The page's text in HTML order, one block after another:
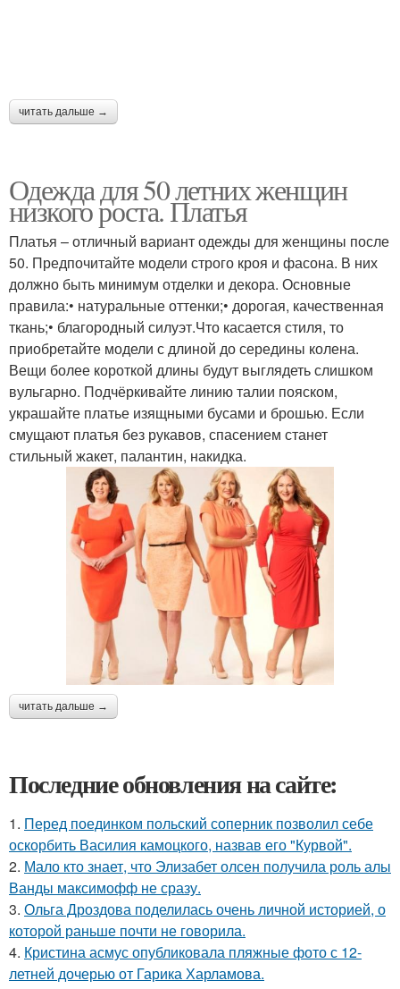
читать дальше →
Одежда для 50 летних женщин
низкого роста. Платья
Платья – отличный вариант одежды для женщины после
50. Предпочитайте модели строго кроя и фасона. В них
должно быть минимум отделки и декора. Основные
правила:• натуральные оттенки;• дорогая, качественная
ткань;• благородный силуэт.Что касается стиля, то
приобретайте модели с длиной до середины колена.
Вещи более короткой длины будут выглядеть слишком
вульгарно. Подчёркивайте линию талии пояском,
украшайте платье изящными бусами и брошью. Если
смущают платья без рукавов, спасением станет
стильный жакет, палантин, накидка.
читать дальше →
Последние обновления на сайте:
1. Перед поединком польский соперник позволил себе
оскорбить Василия камоцкого, назвав его "Курвой".
2. Мало кто знает, что Элизабет олсен получила роль алы
Ванды максимофф не сразу.
3. Ольга Дроздова поделилась очень личной историей, о
которой раньше почти не говорила.
4. Кристина асмус опубликовала пляжные фото с 12-
летней дочерью от Гарика Харламова.